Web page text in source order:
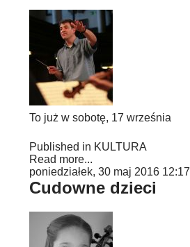
To już w sobotę, 17 września
Published in KULTURA
Read more...
poniedziałek, 30 maj 2016 12:17
Cudowne dzieci